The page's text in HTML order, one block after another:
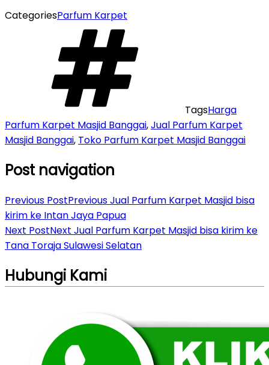
CategoriesParfum Karpet
TagsHarga
Parfum Karpet Masjid Banggai,Jual Parfum Karpet
Masjid Banggai, Toko Parfum Karpet Masjid Banggai
Post navigation
Previous PostPreviousJual Parfum Karpet Masjid bisa
kirim ke Intan Jaya Papua
Next PostNext Jual Parfum Karpet Masjid bisa kirim ke
Tana Toraja Sulawesi Selatan
Hubungi Kami